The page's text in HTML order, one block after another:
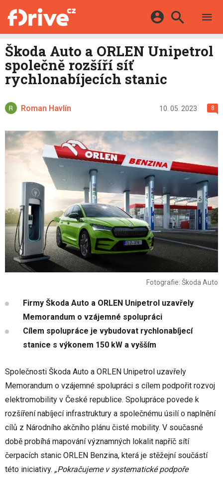
KATALOG
MAPA STANIC
VIDEA
DALŠÍ
HYBRIDY
E-MOTORSPORT
OSTATNÍ
Facebook Google
Škoda Auto a ORLEN Unipetrol
společně rozšíří síť
rychlonabíjecích stanic
Roman Havlín 10. 05. 2023 8
Fotografie: Škoda Auto
Firmy Škoda Auto a ORLEN Unipetrol uzavřely
Memorandum o vzájemné spolupráci
Cílem spolupráce je vybudovat rychlonabíjecí
stanice s výkonem 150 kW a vyšším
Společnosti Škoda Auto a ORLEN Unipetrol uzavřely
Memorandum o vzájemné spolupráci s cílem podpořit rozvoj
elektromobility v České republice. Spolupráce povede k
rozšíření nabíjecí infrastruktury a společnému úsilí o naplnění
cílů z Národního akčního plánu čisté mobility. V současné
době probíhá mapování významných lokalit napříč sítí
čerpacích stanic ORLEN Benzina, která je stěžejní součástí
této iniciativy. „Pokračujeme v systematické podpoře